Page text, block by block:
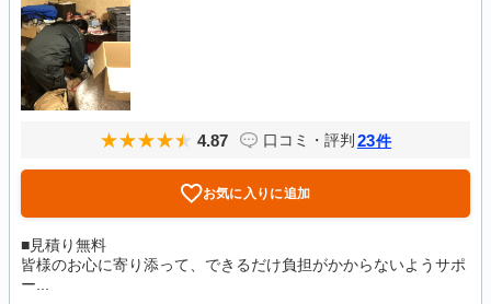
4.87 口コミ・評判 23件
お気に入りに追加
■見積り無料
皆様のお心に寄り添って、できるだけ負担がかからないようサポ
ー...